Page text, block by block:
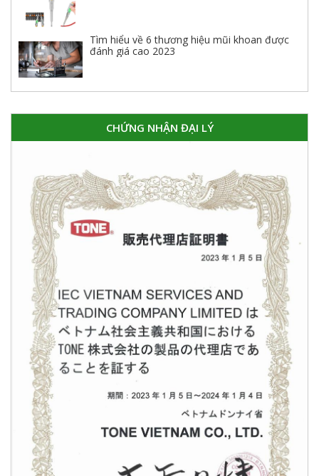
Tìm hiểu về 6 thương hiệu mũi khoan được
đánh giá cao 2023
CHỨNG NHẬN ĐẠI LÝ